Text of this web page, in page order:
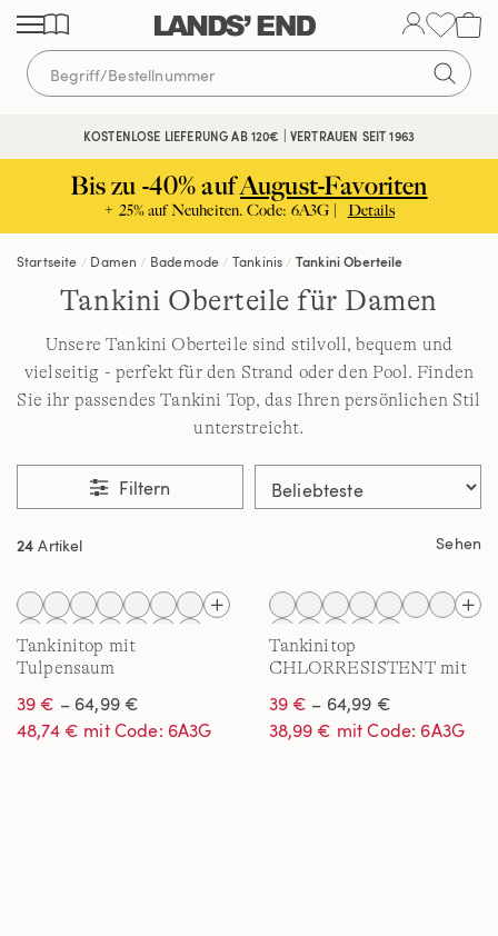
Direkt
zum
Inhalt
Direkt
zur
Navigation
Direkt
zur
Suche
KOSTENLOSE LIEFERUNG AB 120€ | VERTRAUEN SEIT 1963
Bis zu -40% aufAugust-Favoriten
+ 25% auf Neuheiten. Code: 6A3G | Details
Startseite Damen Bademode Tankinis Tankini Oberteile
Tankini Oberteile für Damen
Unsere Tankini Oberteile sind stilvoll, bequem und
vielseitig - perfekt für den Strand oder den Pool. Finden
Sie ihr passendes Tankini Top, das Ihren persönlichen Stil
unterstreicht.
Filtern
24 Artikel Sehen
Tankinitop mit
Tulpensaum
39 € – 64,99 €
48,74 € mit Code: 6A3G
Tankinitop
CHLORRESISTENT mit
39 € – 64,99 €
38,99 € mit Code: 6A3G